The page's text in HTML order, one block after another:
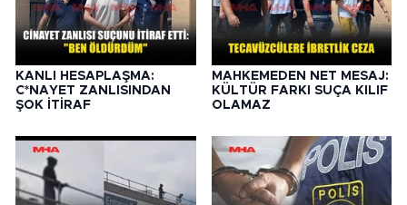
KANLI HESAPLAŞMA:
C*NAYET ZANLISINDAN
ŞOK İTİRAF
MAHKEMEDEN NET MESAJ:
KÜLTÜR FARKI SUÇA KILIF
OLAMAZ